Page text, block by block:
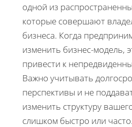
одной из
которые совершают
бизнеса. Когда
изменить бизнес-модель,
привести к
Важно учитывать
перспективы и не
изменить структуру
слишком быстро или